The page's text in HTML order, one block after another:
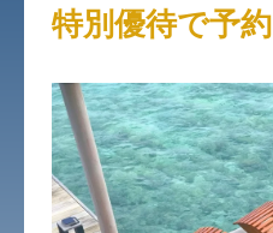
特別優待で予約